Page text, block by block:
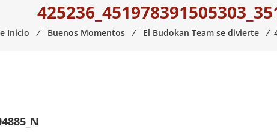
Inicio ⁄ Buenos Momentos ⁄ El Budokan Team se divierte ⁄